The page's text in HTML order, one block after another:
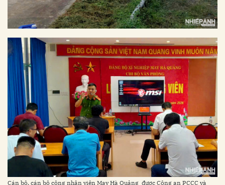
Cán bộ, cán bộ công nhân viên May Hà Quảng được Công an PCCC và